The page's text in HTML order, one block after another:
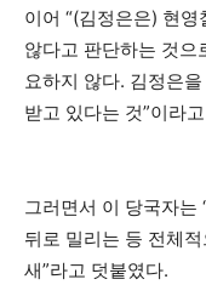
이어 “(김정은은) 현
않다고 판단하는 것으
요하지 않다. 김정은
받고 있다는 것”이라
그러면서 이 당국자는
뒤로 밀리는 등 전체
새”라고 덧붙였다.